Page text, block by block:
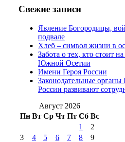
июля 2017 г
2012 г
(15)
№97
(15)№98 1 августа 2015 г
августа 2016 г(10)№98 5
№98 8 августа 2013 г
августа 2012 г(14)
2017 г(9)
2016 г(12) №99 8 июля
августа 2012 г(11)
августа 2013 г
(12)
Свежие записи
Явление Богородицы,
подвале
Хлеб – символ жизни в
Забота о тех, кто стоит
Южной Осетии
Имени Героя России
Законодательные
России развивают
Август 2026
Пн Вт Ср Чт Пт Сб Вс
1
2
3
4 5 6 7 8
9